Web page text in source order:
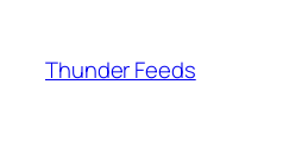
Thunder Feeds